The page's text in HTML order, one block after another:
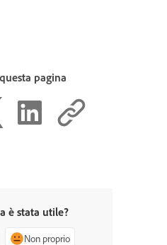
pagina
è stata utile?
Non proprio